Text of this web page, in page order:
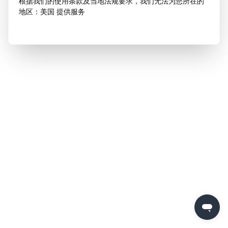
地区：美国 提供服务